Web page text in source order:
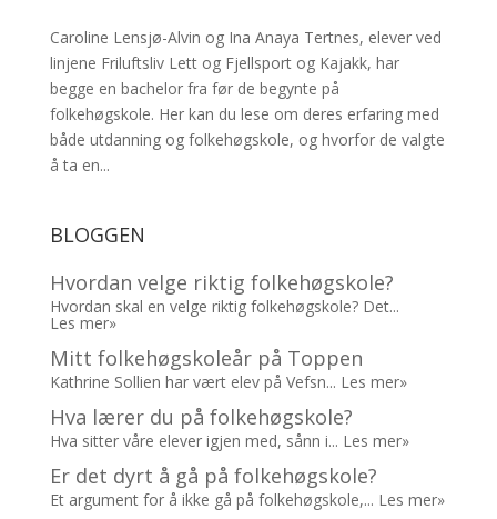
Caroline Lensjø-Alvin og Ina Anaya Tertnes, elever ved
linjene Friluftsliv Lett og Fjellsport og Kajakk, har
begge en bachelor fra før de begynte på
folkehøgskole. Her kan du lese om deres erfaring med
både utdanning og folkehøgskole, og hvorfor de valgte
å ta en...
BLOGGEN
Hvordan velge riktig folkehøgskole?
Hvordan skal en velge riktig folkehøgskole? Det...
Les mer»
Mitt folkehøgskoleår på Toppen
Kathrine Sollien har vært elev på Vefsn... Les mer»
Hva lærer du på folkehøgskole?
Hva sitter våre elever igjen med, sånn i... Les mer»
Er det dyrt å gå på folkehøgskole?
Et argument for å ikke gå på folkehøgskole,... Les mer»